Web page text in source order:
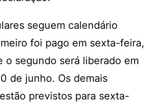
seguem calendário
foi pago em sexta-feira,
o segundo será liberado em
de junho. Os demais
previstos para sexta-